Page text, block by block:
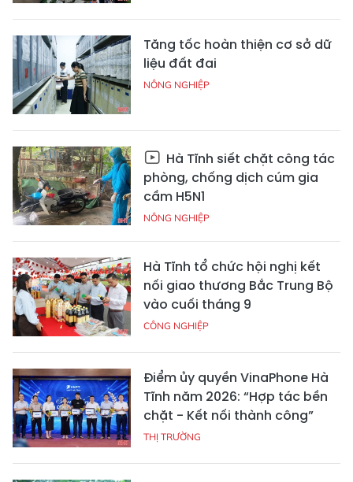
Tăng tốc hoàn thiện cơ sở dữ
liệu đất đai
NÔNG NGHIỆP
Hà Tĩnh siết chặt công tác
phòng, chống dịch cúm gia
cầm H5N1
NÔNG NGHIỆP
Hà Tĩnh tổ chức hội nghị kết
nối giao thương Bắc Trung Bộ
vào cuối tháng 9
CÔNG NGHIỆP
Điểm ủy quyền VinaPhone Hà
Tĩnh năm 2026: “Hợp tác bền
chặt - Kết nối thành công”
THỊ TRƯỜNG